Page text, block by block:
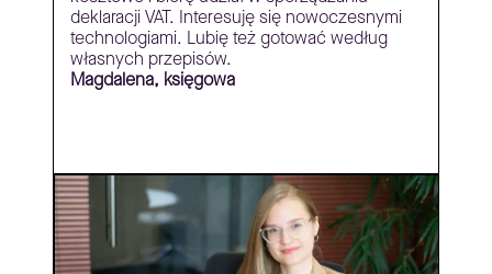
deklaracji VAT. Interesuję się nowoczesnymi
technologiami. Lubię też gotować według
własnych przepisów.
Magdalena, księgowa